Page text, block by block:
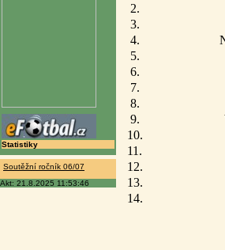
Statistiky
Soutěžní ročník 06/07
Akt: 21.8.2025 11:53:46
2.
3.
4.
5.
6.
7.
8.
9.
10.
11.
12.
13.
14.